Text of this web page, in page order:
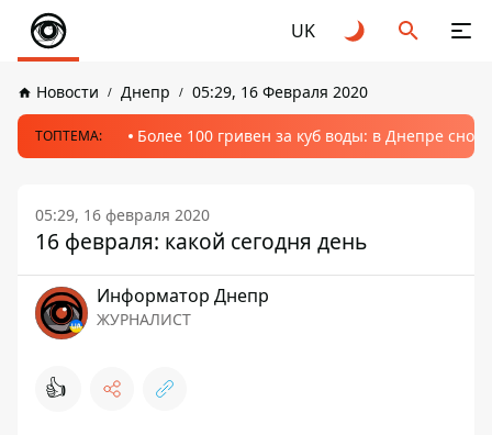
UK
Новости Днепр 05:29, 16 Февраля 2020
ТОПТЕМА: Более 100 гривен за куб воды: в Днепре
05:29, 16 февраля 2020
16 февраля: какой сегодня день
Информатор Днепр
ЖУРНАЛИСТ
👍